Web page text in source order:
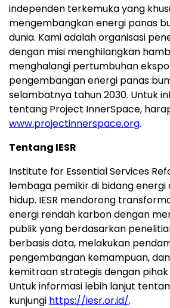
independen terkemuka yang
mengembangkan energi panas
dunia. Kami adalah organisasi
dengan misi menghilangkan
menghalangi pertumbuhan
pengembangan energi panas
selambatnya tahun 2030. Untuk
tentang Project InnerSpace,
www.projectinnerspace.org.
Tentang IESR
Institute for Essential Services
lembaga pemikir di bidang energi
hidup. IESR mendorong
energi rendah karbon dengan
publik yang berdasarkan
berbasis data, melakukan
pengembangan kemampuan,
kemitraan strategis dengan
Untuk informasi lebih lanjut
kunjungi https://iesr.or.id/.